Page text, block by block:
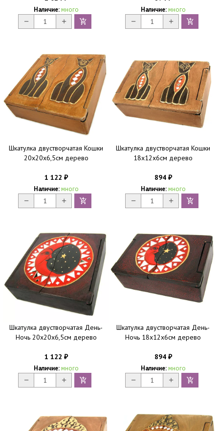
Наличие: много Наличие: много
Шкатулка двустворчатая Кошки
20х20х6,5см дерево
1 122 ₽
Наличие: много
Шкатулка двустворчатая Кошки
18х12х6см дерево
894 ₽
Наличие: много
Шкатулка двустворчатая День-
Ночь 20х20х6,5см дерево
1 122 ₽
Наличие: много
Шкатулка двустворчатая День-
Ночь 18х12х6см дерево
894 ₽
Наличие: много